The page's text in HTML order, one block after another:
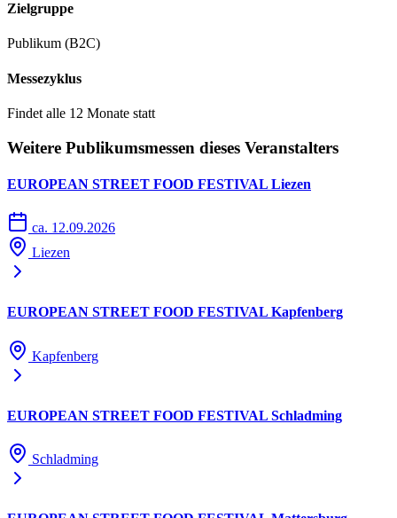
Zielgruppe
Publikum (B2C)
Messezyklus
Findet alle 12 Monate statt
Weitere Publikumsmessen dieses Veranstalters
EUROPEAN STREET FOOD FESTIVAL Liezen
ca. 12.09.2026
Liezen
EUROPEAN STREET FOOD FESTIVAL Kapfenberg
Kapfenberg
EUROPEAN STREET FOOD FESTIVAL Schladming
Schladming